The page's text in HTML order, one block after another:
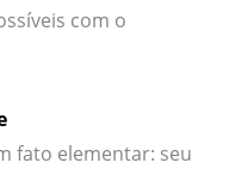
com o
fato elementar: seu